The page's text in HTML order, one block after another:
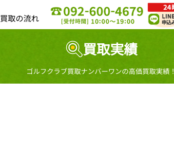
買取の流れ
買取実績
ゴルフクラブ買取ナンバーワンの高価買取実績！